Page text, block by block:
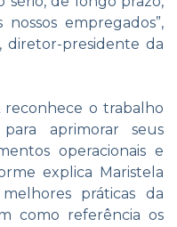
empregados”,
diretor-presidente da
reconhece o trabalho
aprimorar seus
operacionais e
explica Maristela
práticas da
como referência os